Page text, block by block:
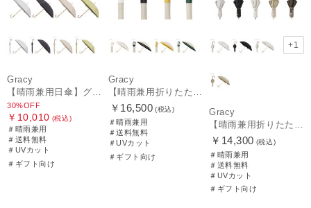
Gracy
【晴雨兼用日傘】グレイシー (Gracy) Studs 一級遮光99.99% 遮熱 UV99％
30%OFF
￥10,010 (税込)
＃晴雨兼用
＃送料無料
＃UVカット
＃ギフト向け
Gracy
【晴雨兼用折りたたみ日傘】グレイシー (Gracy) Natural bicolor 遮光99% 遮熱 UV99％ 簡単開閉
￥16,500 (税込)
＃晴雨兼用
＃送料無料
＃UVカット
＃ギフト向け
+1
Gracy
￥14,300 (税込)
＃晴雨兼用
＃送料無料
＃UVカット
＃ギフト向け